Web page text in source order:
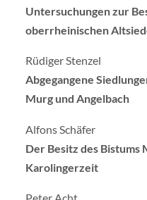
Untersuchungen zur
oberrheinischen
Rüdiger Stenzel
Abgegangene
Murg und Angelbach
Alfons Schäfer
Der Besitz des Bistums
Karolingerzeit
Peter Acht